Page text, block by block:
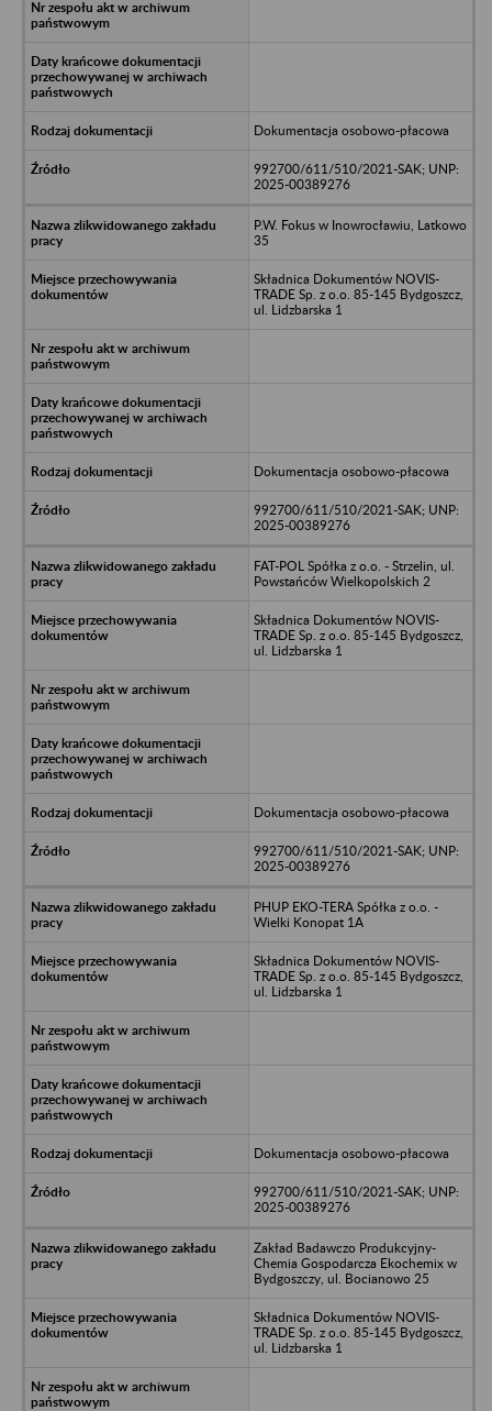
Dokumentacja osobowo-płacowa
992700/611/510/2021-SAK; UNP:
2025-00389276
P.W. Fokus w Inowrocławiu, Latkowo
35
Składnica Dokumentów NOVIS-
TRADE Sp. z o.o. 85-145 Bydgoszcz,
ul. Lidzbarska 1
Dokumentacja osobowo-płacowa
992700/611/510/2021-SAK; UNP:
2025-00389276
FAT-POL Spółka z o.o. - Strzelin, ul.
Powstańców Wielkopolskich 2
Składnica Dokumentów NOVIS-
TRADE Sp. z o.o. 85-145 Bydgoszcz,
ul. Lidzbarska 1
Dokumentacja osobowo-płacowa
992700/611/510/2021-SAK; UNP:
2025-00389276
PHUP EKO-TERA Spółka z o.o. -
Wielki Konopat 1A
Składnica Dokumentów NOVIS-
TRADE Sp. z o.o. 85-145 Bydgoszcz,
ul. Lidzbarska 1
Dokumentacja osobowo-płacowa
992700/611/510/2021-SAK; UNP:
2025-00389276
Zakład Badawczo Produkcyjny-
Chemia Gospodarcza Ekochemix w
Bydgoszczy, ul. Bocianowo 25
Składnica Dokumentów NOVIS-
TRADE Sp. z o.o. 85-145 Bydgoszcz,
ul. Lidzbarska 1